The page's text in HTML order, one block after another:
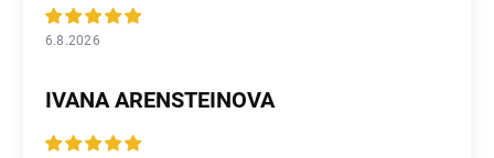
6.8.2026
IVANA ARENSTEINOVA